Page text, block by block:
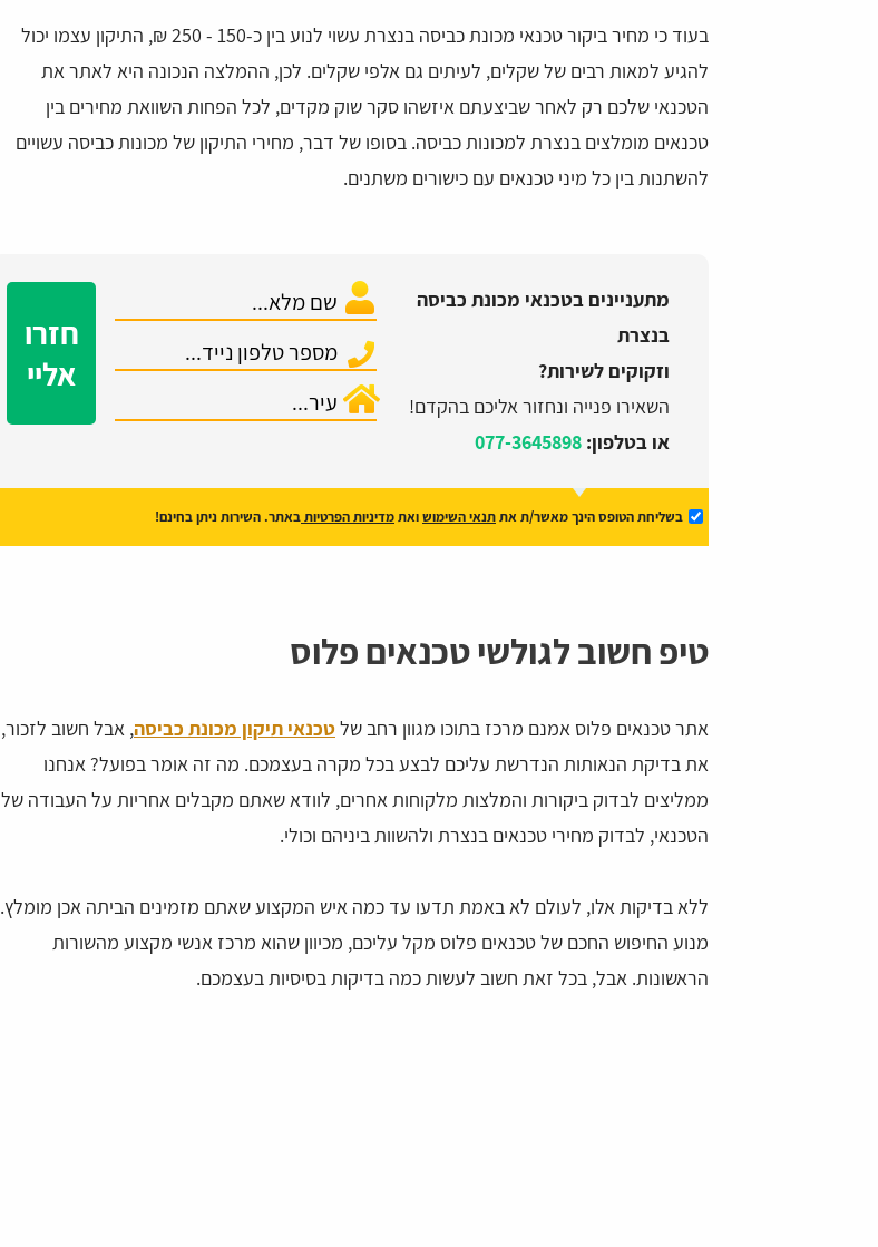
בעוד כי מחיר ביקור טכנאי מכונת כביסה בנצרת עשוי לנוע בין כ-150 - 250 ₪, התיקון עצמו יכול
להגיע למאות רבים של שקלים, לעיתים גם אלפי שקלים. לכן, ההמלצה הנכונה היא לאתר את
הטכנאי שלכם רק לאחר שביצעתם איזשהו סקר שוק מקדים, לכל הפחות השוואת מחירים בין
טכנאים מומלצים בנצרת למכונות כביסה. בסופו של דבר, מחירי התיקון של מכונות כביסה עשויים
להשתנות בין כל מיני טכנאים עם כישורים משתנים.
מתעניינים בטכנאי מכונת כביסה
בנצרת
וזקוקים לשירות?
השאירו פנייה ונחזור אליכם בהקדם!
או בטלפון: 077-3645898
חזרו
אליי
בשליחת הטופס הינך מאשר/ת אתתנאי השימושואתמדיניות הפרטיותבאתר. השירות ניתן בחינם!
טיפ חשוב לגולשי טכנאים פלוס
אתר טכנאים פלוס אמנם מרכז בתוכו מגוון רחב שלטכנאי תיקון מכונת כביסה, אבל חשוב לזכור,
את בדיקת הנאותות הנדרשת עליכם לבצע בכל מקרה בעצמכם. מה זה אומר בפועל? אנחנו
ממליצים לבדוק ביקורות והמלצות מלקוחות אחרים, לוודא שאתם מקבלים אחריות על העבודה של
הטכנאי, לבדוק מחירי טכנאים בנצרת ולהשוות ביניהם וכולי.
ללא בדיקות אלו, לעולם לא באמת תדעו עד כמה איש המקצוע שאתם מזמינים הביתה אכן מומלץ.
מנוע החיפוש החכם של טכנאים פלוס מקל עליכם, מכיוון שהוא מרכז אנשי מקצוע מהשורות
הראשונות. אבל, בכל זאת חשוב לעשות כמה בדיקות בסיסיות בעצמכם.